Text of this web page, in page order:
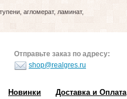
агломерат, ламинат,
Отправьте заказ по адресу:
shop@realgres.ru
Новинки Доставка и Оплата